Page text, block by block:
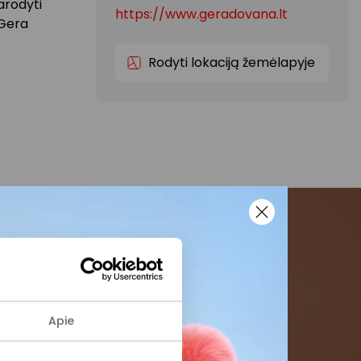
Apie
https://www.geradovana.lt
Rodyti lokaciją žemėlapyje
iš